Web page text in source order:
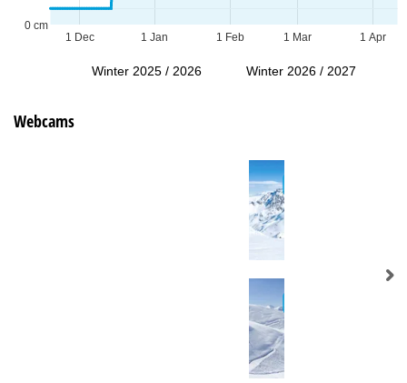
1 Dec 1 Jan 1 Feb 1 Mar 1 Apr
0 cm
Winter 2025 / 2026 Winter 2026 / 2027
Webcams